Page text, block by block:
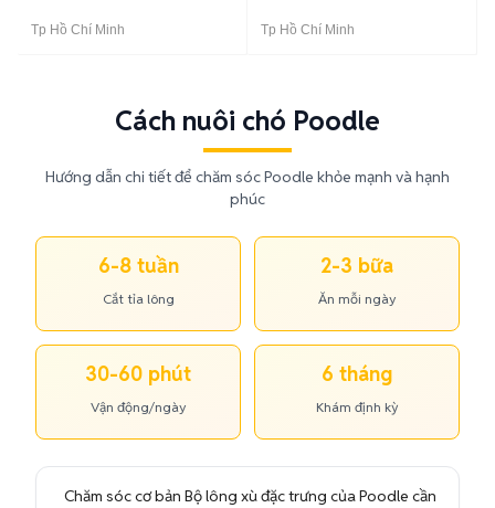
Tp Hồ Chí Minh Tp Hồ Chí Minh
Cách nuôi chó Poodle
Hướng dẫn chi tiết để chăm sóc Poodle khỏe mạnh và hạnh
phúc
6-8 tuần
Cắt tỉa lông
2-3 bữa
Ăn mỗi ngày
30-60 phút
Vận động/ngày
6 tháng
Khám định kỳ
Chăm sóc cơ bản Bộ lông xù đặc trưng của Poodle cần